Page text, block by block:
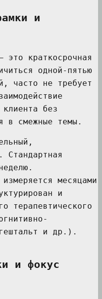
и
это краткосрочная
одной-пятью
часто не требует
без
в смежные темы.
Стандартная
месяцами
и
терапевтического
и др.).
и фокус